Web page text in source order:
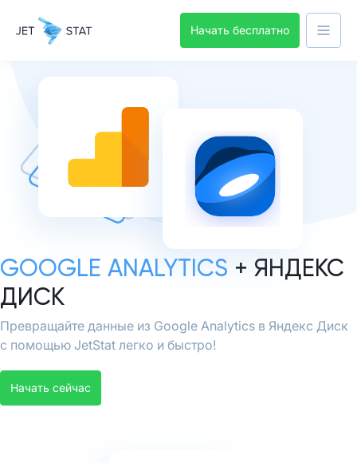
Начать бесплатно
GOOGLE ANALYTICS + ЯНДЕКС
ДИСК
Превращайте данные из Google Analytics в Яндекс Диск
с помощью JetStat легко и быстро!
Начать сейчас